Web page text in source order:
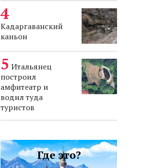
Кадаргаванский
каньон
Итальянец
построил
амфитеатр и
водил туда
туристов
Где это?